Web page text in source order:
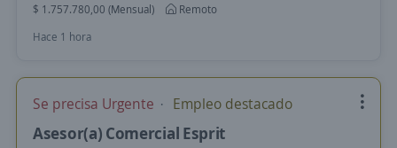
$ 1.757.780,00 (Mensual)
Remoto
Hace 1 hora
Se precisa Urgente Empleo destacado
Asesor(a) Comercial Esprit